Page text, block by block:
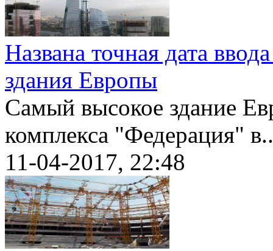
Названа точная дата
здания Европы
Самый высокое здание
комплекса "Федерация"
11-04-2017, 22:48